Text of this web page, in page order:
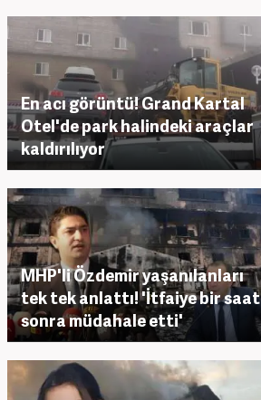
En acı görüntü! Grand Kartal
Otel'de park halindeki araçlar
kaldırılıyor
MHP'li Özdemir yaşanılanları
tek tek anlattı! 'İtfaiye bir saat
sonra müdahale etti'